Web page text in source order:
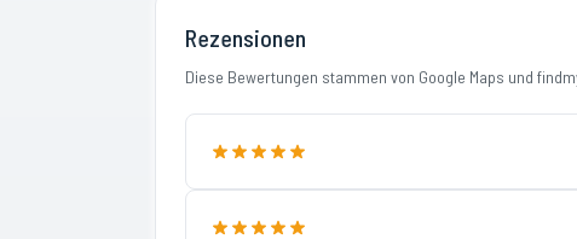
Rezensionen
Diese Bewertungen stammen von Google Maps und